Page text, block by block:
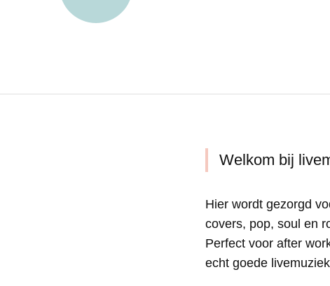
Welkom bij
Hier wordt gezorgd
covers, pop, soul en
Perfect voor after
echt goede